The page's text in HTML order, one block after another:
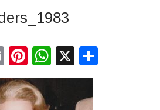
EmailPinterest
WhatsApp
X